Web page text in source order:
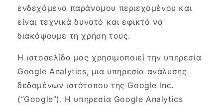
ενδεχόμενα παράνομου περιεχομένου και
είναι τεχνικά δυνατό και εφικτό να
διακόψουμε τη χρήση τους.
Η ιστοσελίδα μας χρησιμοποιεί την υπηρεσία
Google Analytics, μια υπηρεσία ανάλυσης
δεδομένων ιστότοπου της Google Inc.
(“Google”). Η υπηρεσία Google Analytics